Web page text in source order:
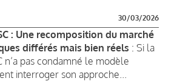
30/03/2026
: Une recomposition du marché
différés mais bien réels : Si la
n’a pas condamné le modèle
interroger son approche...